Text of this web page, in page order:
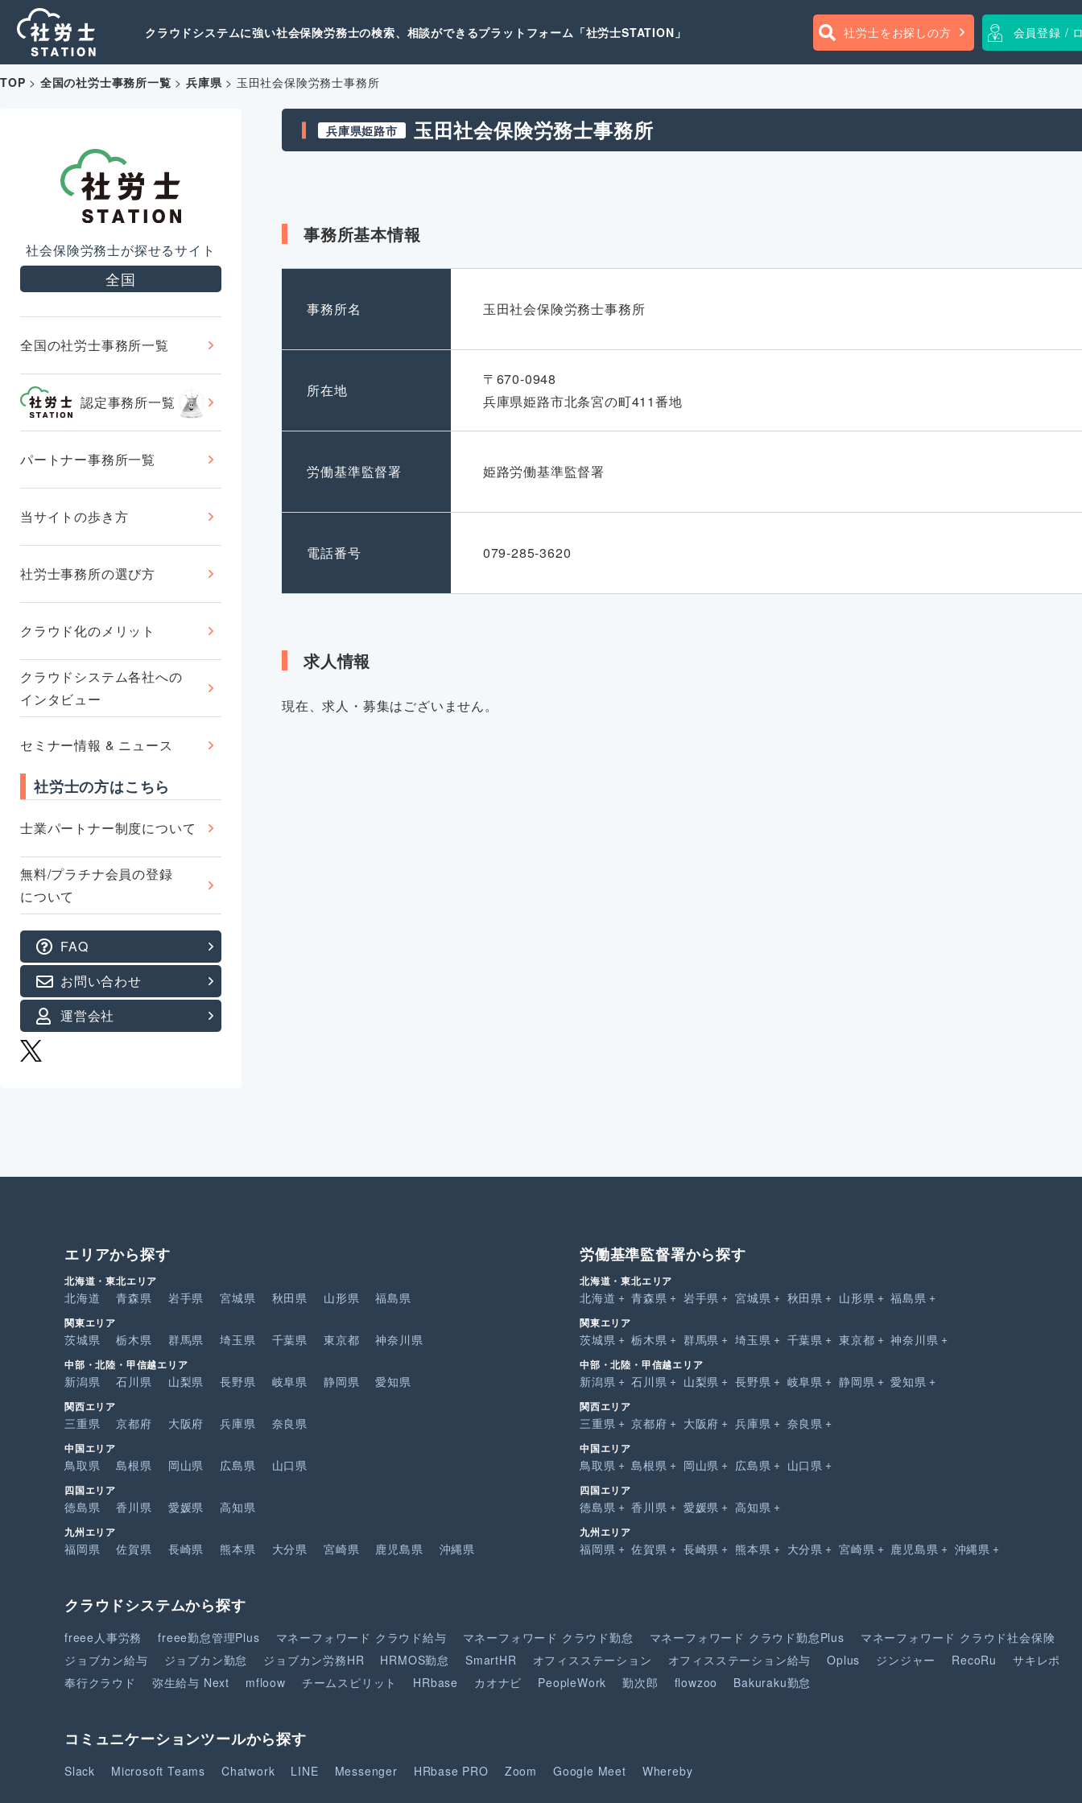
クラウドシステムに強い社会保険労務士の検索、相談ができるプラットフォーム「社労士STATION」 社労士をお探しの方 会員登録 /
TOP > 全国の社労士事務所一覧 >兵庫県> 玉田社会保険労務士事務所
社会保険労務士が探せるサイト
全国
全国の社労士事務所一覧
認定事務所一覧
パートナー事務所一覧
当サイトの歩き方
社労士事務所の選び方
クラウド化のメリット
クラウドシステム各社への
インタビュー
セミナー情報 & ニュース
社労士の方はこちら
士業パートナー制度について
無料/プラチナ会員の登録
について
FAQ
お問い合わせ
運営会社
兵庫県姫路市 玉田社会保険労務士事務所
事務所基本情報
事務所名 玉田社会保険労務士事務所
所在地
〒670-0948
兵庫県姫路市北条宮の町411番地
労働基準監督署 姫路労働基準監督署
電話番号 079-285-3620
求人情報
現在、求人・募集はございません。
エリアから探す
北海道・東北エリア
北海道 青森県 岩手県 宮城県 秋田県 山形県 福島県
関東エリア
茨城県 栃木県 群馬県 埼玉県 千葉県 東京都 神奈川県
中部・北陸・甲信越エリア
新潟県 石川県 山梨県 長野県 岐阜県 静岡県 愛知県
関西エリア
三重県 京都府 大阪府 兵庫県 奈良県
中国エリア
鳥取県 島根県 岡山県 広島県 山口県
四国エリア
徳島県 香川県 愛媛県 高知県
九州エリア
福岡県 佐賀県 長崎県 熊本県 大分県 宮崎県 鹿児島県 沖縄県
労働基準監督署から探す
北海道・東北エリア
北海道 青森県 岩手県 宮城県 秋田県 山形県 福島県
関東エリア
茨城県 栃木県 群馬県 埼玉県 千葉県 東京都 神奈川県
中部・北陸・甲信越エリア
新潟県 石川県 山梨県 長野県 岐阜県 静岡県 愛知県
関西エリア
三重県 京都府 大阪府 兵庫県 奈良県
中国エリア
鳥取県 島根県 岡山県 広島県 山口県
四国エリア
徳島県 香川県 愛媛県 高知県
九州エリア
福岡県 佐賀県 長崎県 熊本県 大分県 宮崎県 鹿児島県 沖縄県
クラウドシステムから探す
freee人事労務 freee勤怠管理Plus マネーフォワード クラウド給与 マネーフォワード クラウド勤怠 マネーフォワード クラウド勤怠Plus マネーフォワード クラウド社会保険
ジョブカン給与
ジョブカン勤怠 ジョブカン労務HR HRMOS勤怠 SmartHR オフィスステーション オフィスステーション給与 Oplus ジンジャー RecoRu
サキレポ
奉行クラウド
弥生給与 Next mfloow チームスピリット HRbase カオナビ PeopleWork 勤次郎 flowzoo Bakuraku勤怠
コミュニケーションツールから探す
Slack Microsoft Teams Chatwork LINE Messenger HRbase PRO Zoom Google Meet Whereby